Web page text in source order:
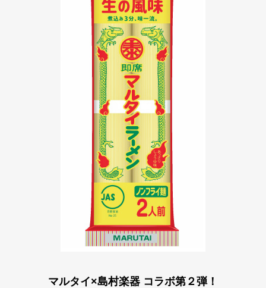
マルタイ×島村楽器 コラボ第２弾！